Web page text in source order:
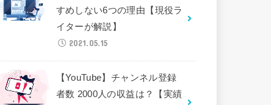
すめしない6つの理由【現役ラ
イターが解説】
2021.05.15
【YouTube】チャンネル登録
者数 2000人の収益は？【実績